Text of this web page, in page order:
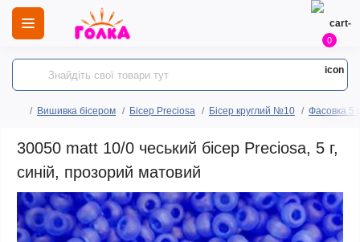
0
Вишивка бісером Бісер Preciosa Бісер круглий №10 Фасовка 5
30050 matt 10/0 чеський бісер Preciosa, 5 г,
синій, прозорий матовий